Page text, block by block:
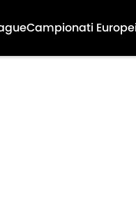
Campionati